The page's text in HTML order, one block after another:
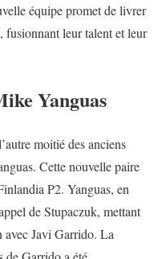
équipe promet de livrer
fusionnant leur talent et leur
Yanguas
moitié des anciens
Cette nouvelle paire
P2. Yanguas, en
de Stupaczuk, mettant
avec Javi Garrido. La